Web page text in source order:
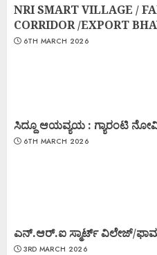
NRI SMART VILLAGE /
CORRIDOR /EXPORT
6TH MARCH 2026
ಸಿದ್ದೂ ಆಯವ್ಯಯ : ಗ್ಯಾರಂಟಿ
6TH MARCH 2026
ಎನ್.ಆರ್.ಐ ಸ್ಮಾರ್ಟ್ ವಿಲೇಜ್/
3RD MARCH 2026